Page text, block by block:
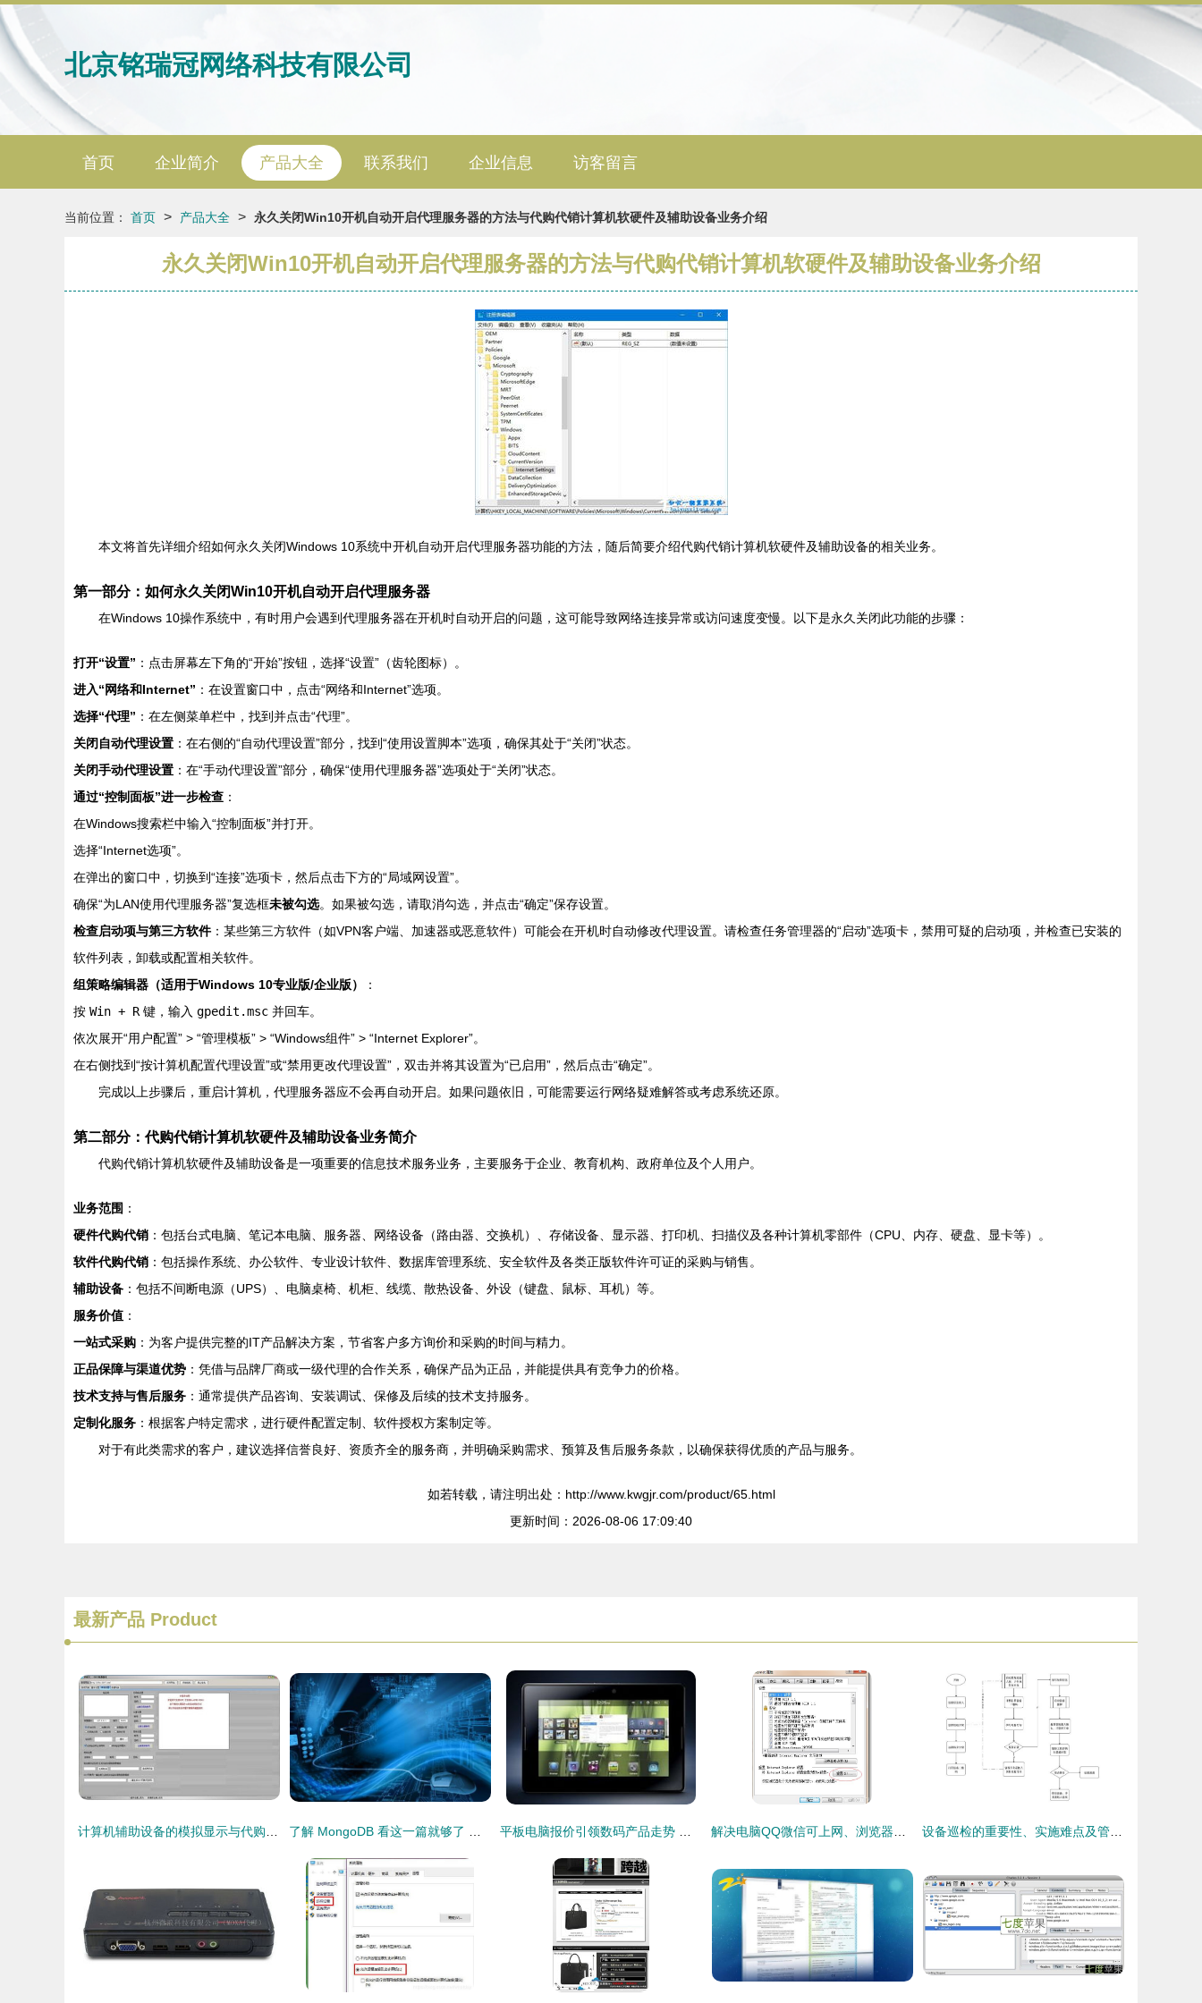
北京铭瑞冠网络科技有限公司
首页 企业简介 产品大全 联系我们 企业信息 访客留言
当前位置： 首页 > 产品大全 > 永久关闭Win10开机自动开启代理服务器的方法与代购代销计算机软硬件及辅助设备业务介绍
永久关闭Win10开机自动开启代理服务器的方法与代购代销计算机软硬件及辅助设备业务介绍
本文将首先详细介绍如何永久关闭Windows 10系统中开机自动开启代理服务器功能的方法，随后简要介绍代购代销计算机软硬件及辅助设备的相关业务。
第一部分：如何永久关闭Win10开机自动开启代理服务器
在Windows 10操作系统中，有时用户会遇到代理服务器在开机时自动开启的问题，这可能导致网络连接异常或访问速度变慢。以下是永久关闭此功能的步骤：
打开“设置” ：点击屏幕左下角的“开始”按钮，选择“设置”（齿轮图标）。
进入“网络和Internet” ：在设置窗口中，点击“网络和Internet”选项。
选择“代理” ：在左侧菜单栏中，找到并点击“代理”。
关闭自动代理设置 ：在右侧的“自动代理设置”部分，找到“使用设置脚本”选项，确保其处于“关闭”状态。
关闭手动代理设置 ：在“手动代理设置”部分，确保“使用代理服务器”选项处于“关闭”状态。
通过“控制面板”进一步检查 ：
在Windows搜索栏中输入“控制面板”并打开。
选择“Internet选项”。
在弹出的窗口中，切换到“连接”选项卡，然后点击下方的“局域网设置”。
确保“为LAN使用代理服务器”复选框未被勾选。如果被勾选，请取消勾选，并点击“确定”保存设置。
检查启动项与第三方软件：某些第三方软件（如VPN客户端、加速器或恶意软件）可能会在开机时自动修改代理设置。请检查任务管理器的“启动”选项卡，禁用可疑的启动项，并检查已安装的
软件列表，卸载或配置相关软件。
组策略编辑器（适用于Windows 10专业版/企业版）
：
按 Win + R 键，输入 gpedit.msc 并回车。
依次展开“用户配置” > “管理模板” > “Windows组件” > “Internet Explorer”。
在右侧找到“按计算机配置代理设置”或“禁用更改代理设置”，双击并将其设置为“已启用”，然后点击“确定”。
完成以上步骤后，重启计算机，代理服务器应不会再自动开启。如果问题依旧，可能需要运行网络疑难解答或考虑系统还原。
第二部分：代购代销计算机软硬件及辅助设备业务简介
代购代销计算机软硬件及辅助设备是一项重要的信息技术服务业务，主要服务于企业、教育机构、政府单位及个人用户。
业务范围 ：
硬件代购代销 ：包括台式电脑、笔记本电脑、服务器、网络设备（路由器、交换机）、存储设备、显示器、打印机、扫描仪及各种计算机零部件（CPU、内存、硬盘、显卡等）。
软件代购代销 ：包括操作系统、办公软件、专业设计软件、数据库管理系统、安全软件及各类正版软件许可证的采购与销售。
辅助设备 ：包括不间断电源（UPS）、电脑桌椅、机柜、线缆、散热设备、外设（键盘、鼠标、耳机）等。
服务价值 ：
一站式采购 ：为客户提供完整的IT产品解决方案，节省客户多方询价和采购的时间与精力。
正品保障与渠道优势 ：凭借与品牌厂商或一级代理的合作关系，确保产品为正品，并能提供具有竞争力的价格。
技术支持与售后服务 ：通常提供产品咨询、安装调试、保修及后续的技术支持服务。
定制化服务 ：根据客户特定需求，进行硬件配置定制、软件授权方案制定等。
对于有此类需求的客户，建议选择信誉良好、资质齐全的服务商，并明确采购需求、预算及售后服务条款，以确保获得优质的产品与服务。
如若转载，请注明出处：http://www.kwgjr.com/product/65.html
更新时间：2026-08-06 17:09:40
最新产品 Product